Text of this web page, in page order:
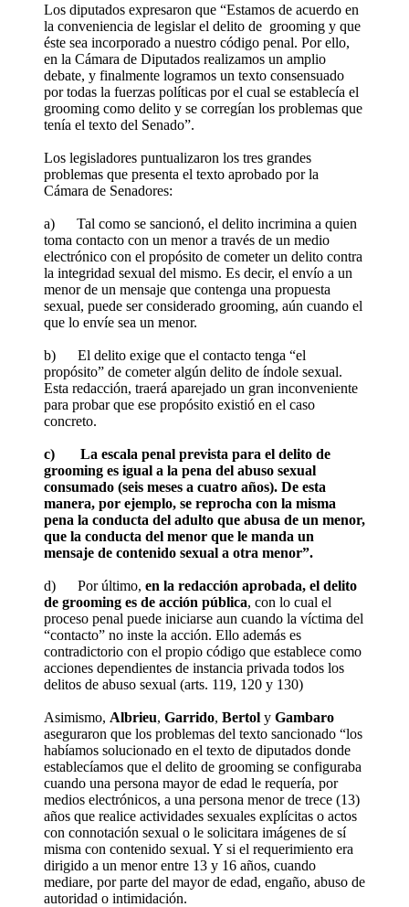
Los diputados expresaron que “Estamos de acuerdo en
la conveniencia de legislar el delito de grooming y que
éste sea incorporado a nuestro código penal. Por ello,
en la Cámara de Diputados realizamos un amplio
debate, y finalmente logramos un texto consensuado
por todas la fuerzas políticas por el cual se establecía el
grooming como delito y se corregían los problemas que
tenía el texto del Senado”.
Los legisladores puntualizaron los tres grandes
problemas que presenta el texto aprobado por la
Cámara de Senadores:
a) Tal como se sancionó, el delito incrimina a quien
toma contacto con un menor a través de un medio
electrónico con el propósito de cometer un delito contra
la integridad sexual del mismo. Es decir, el envío a un
menor de un mensaje que contenga una propuesta
sexual, puede ser considerado grooming, aún cuando el
que lo envíe sea un menor.
b) El delito exige que el contacto tenga “el
propósito” de cometer algún delito de índole sexual.
Esta redacción, traerá aparejado un gran inconveniente
para probar que ese propósito existió en el caso
concreto.
c) La escala penal prevista para el delito de
grooming es igual a la pena del abuso sexual
consumado (seis meses a cuatro años). De esta
manera, por ejemplo, se reprocha con la misma
pena la conducta del adulto que abusa de un menor,
que la conducta del menor que le manda un
mensaje de contenido sexual a otra menor”.
d) Por último, en la redacción aprobada, el delito
de grooming es de acción pública, con lo cual el
proceso penal puede iniciarse aun cuando la víctima del
“contacto” no inste la acción. Ello además es
contradictorio con el propio código que establece como
acciones dependientes de instancia privada todos los
delitos de abuso sexual (arts. 119, 120 y 130)
Asimismo, Albrieu, Garrido, Bertol y Gambaro
aseguraron que los problemas del texto sancionado “los
habíamos solucionado en el texto de diputados donde
establecíamos que el delito de grooming se configuraba
cuando una persona mayor de edad le requería, por
medios electrónicos, a una persona menor de trece (13)
años que realice actividades sexuales explícitas o actos
con connotación sexual o le solicitara imágenes de sí
misma con contenido sexual. Y si el requerimiento era
dirigido a un menor entre 13 y 16 años, cuando
mediare, por parte del mayor de edad, engaño, abuso de
autoridad o intimidación.